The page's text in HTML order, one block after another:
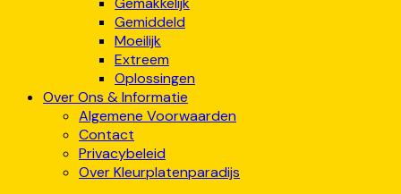
Gemiddeld
Moeilijk
Extreem
Oplossingen
Over Ons & Informatie
Algemene Voorwaarden
Contact
Privacybeleid
Over Kleurplatenparadijs